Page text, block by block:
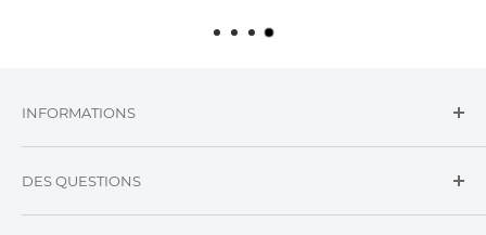
INFORMATIONS
Conditions Générales d'Utilisations
Conditions Générales de Vente
Mentions Légales
DES QUESTIONS
Nous Contacter